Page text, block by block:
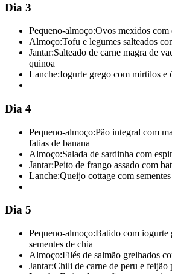
Dia 3
Pequeno-almoço:Ovos mexidos com
Almoço:Tofu e legumes salteados
Jantar:Salteado de carne magra de
quinoa
Lanche:Iogurte grego com mirtilos e
Dia 4
Pequeno-almoço:Pão integral com
fatias de banana
Almoço:Salada de sardinha com
Jantar:Peito de frango assado com
Lanche:Queijo cottage com
Dia 5
Pequeno-almoço:Batido com iogurte
sementes de chia
Almoço:Filés de salmão grelhados
Jantar:Chili de carne de peru e feijão